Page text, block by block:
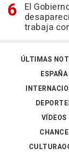
El
trabaja
ÚLTIMAS
ESPAÑA
VÍDEOS
CHANCE